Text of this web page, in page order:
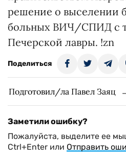
решение о выселении
больных ВИЧ/СПИД с
Печерской лавры. !zn
Поделиться
Подготовил/ла Павел Заяц
Заметили ошибку?
Пожалуйста, выделите ее
Ctrl+Enter или Отправить